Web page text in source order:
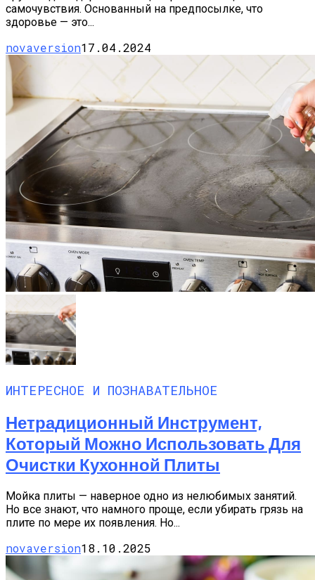
самочувствия. Основанный на предпосылке, что
здоровье — это...
novaversion17.04.2024
ИНТЕРЕСНОЕ И ПОЗНАВАТЕЛЬНОЕ
Нетрадиционный Инструмент,
Который Можно Использовать Для
Очистки Кухонной Плиты
Мойка плиты — наверное одно из нелюбимых занятий.
Но все знают, что намного проще, если убирать грязь на
плите по мере их появления. Но...
novaversion18.10.2025